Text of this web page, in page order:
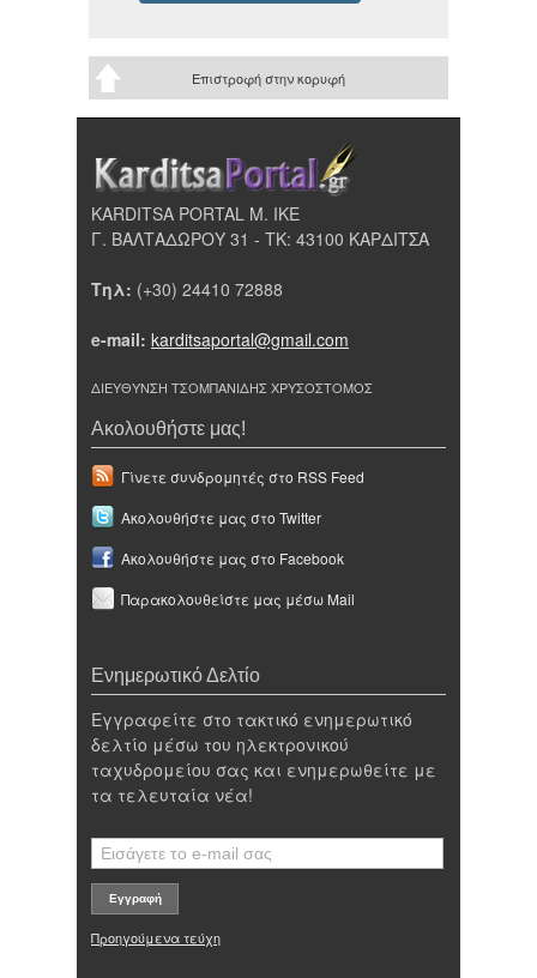
Επιστροφή στην κορυφή
KARDITSA PORTAL Μ. ΙΚΕ
Γ. ΒΑΛΤΑΔΩΡΟΥ 31 - ΤΚ: 43100 ΚΑΡΔΙΤΣΑ
Τηλ: (+30) 24410 72888
e-mail: karditsaportal@gmail.com
ΔΙΕΥΘΥΝΣΗ ΤΣΟΜΠΑΝΙΔΗΣ ΧΡΥΣΟΣΤΟΜΟΣ
Ακολουθήστε μας!
Γίνετε συνδρομητές στο RSS Feed
Ακολουθήστε μας στο Twitter
Ακολουθήστε μας στο Facebook
Παρακολουθείστε μας μέσω Mail
Ενημερωτικό Δελτίο
Εγγραφείτε στο τακτικό ενημερωτικό
δελτίο μέσω του ηλεκτρονικού
ταχυδρομείου σας και ενημερωθείτε με
τα τελευταία νέα!
Προηγούμενα τεύχη